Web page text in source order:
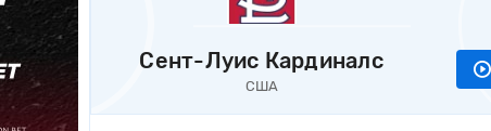
Сент-Луис Кардиналс
США